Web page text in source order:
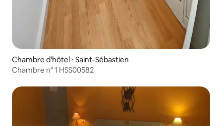
Chambre d'hôtel ⋅ Saint-Sébastien
Chambre n° 1 HSS00582